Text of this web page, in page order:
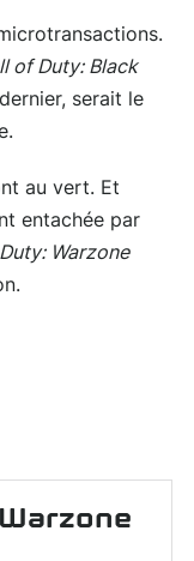
of Duty: Black
serait le
au vert. Et
entachée par
Warzone